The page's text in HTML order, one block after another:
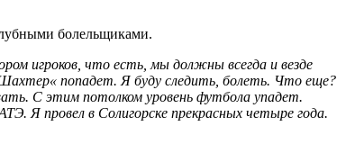
болельщиками.
игроков, что есть, мы должны всегда и везде
попадет. Я буду следить, болеть. Что еще?
С этим потолком уровень футбола упадет.
Я провел в Солигорске прекрасных четыре года.